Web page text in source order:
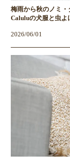
梅雨から秋のノミ
Caluluの犬服と虫よ
2026/06/01